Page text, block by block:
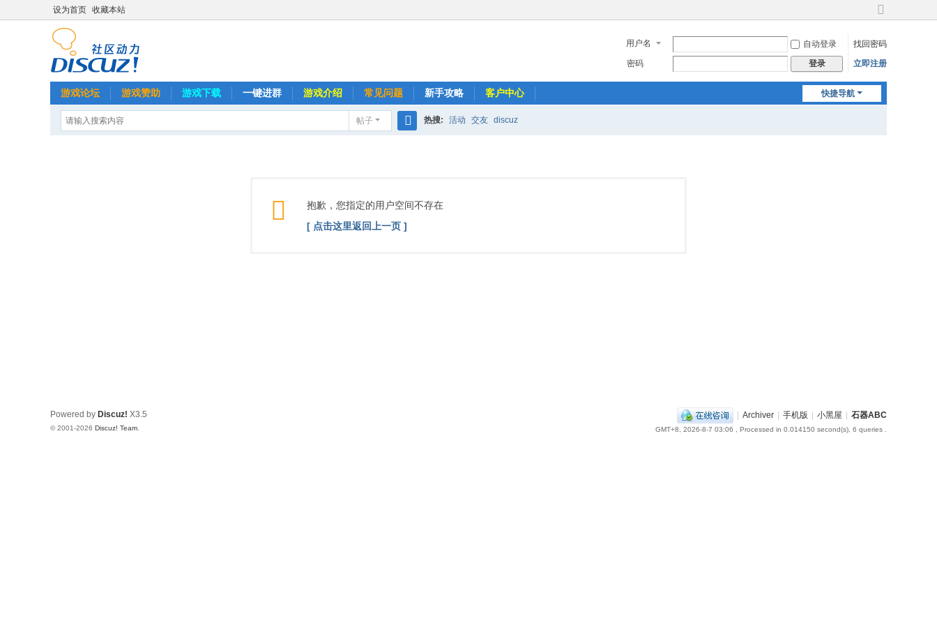
设为首页 收藏本站
切
到
宽
用户名 自动登录
找回密码
密码
登录 立即注册
快捷导航
游戏论坛 游戏赞助 游戏下载 一键进群 游戏介绍 常见问题 新手攻略 客户中心
帖子 热搜: 活动 交友 discuz
抱歉，您指定的用户空间不存在
[ 点击这里返回上一页 ]
| Archiver | 手机版 | 小黑屋 | 石器ABC
GMT+8, 2026-8-7 03:06 , Processed in 0.014150 second(s), 6 queries .
Powered by Discuz! X3.5
© 2001-2026 Discuz! Team